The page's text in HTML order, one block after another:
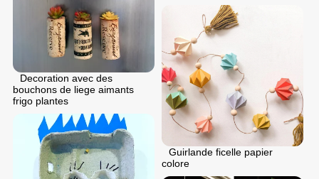
Decoration avec des
bouchons de liege aimants
frigo plantes
Guirlande ficelle papier
colore